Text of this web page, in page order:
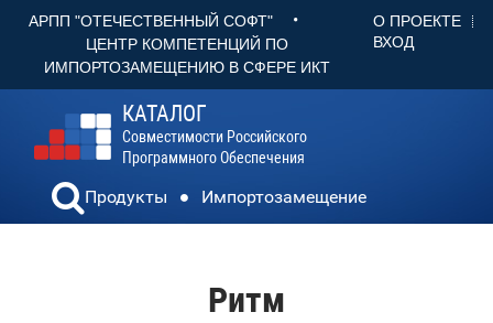
АРПП "ОТЕЧЕСТВЕННЫЙ СОФТ" •
ЦЕНТР КОМПЕТЕНЦИЙ ПО
ИМПОРТОЗАМЕЩЕНИЮ В СФЕРЕ ИКТ
О ПРОЕКТЕ
ВХОД
КАТАЛОГ
Совместимости Российского
Программного Обеспечения
Продукты Импортозамещение
Ритм